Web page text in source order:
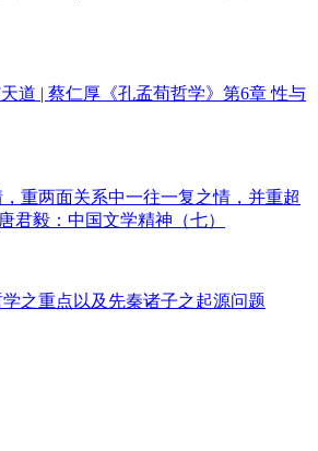
道 | 蔡仁厚《孔孟荀哲学》第6章 性与
重两面关系中一往一复之情，并重超
君毅：中国文学精神（七）
之重点以及先秦诸子之起源问题